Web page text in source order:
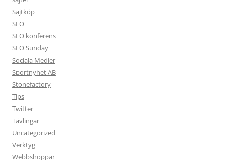
Sajtköp
SEO
SEO konferens
SEO Sunday
Sociala Medier
Sportnyhet AB
Stonefactory
Tips
Twitter
Tävlingar
Uncategorized
Verktyg
Webbshoppar